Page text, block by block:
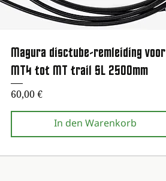
Schnellansicht
Magura disctube-remleiding voor
MT4 tot MT trail SL 2500mm
Preis
60,00 €
In den Warenkorb